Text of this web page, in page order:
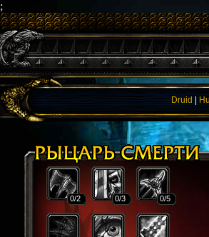
;
Druid|
0/2 0/3 0/5